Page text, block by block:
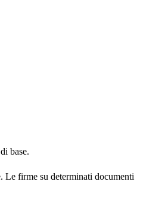
base.
Le firme su determinati documenti